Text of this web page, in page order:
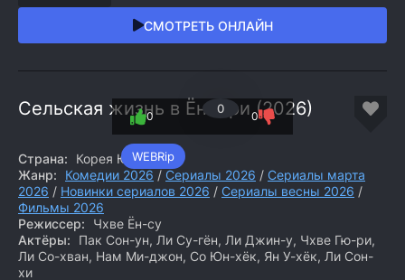
СМОТРЕТЬ ОНЛАЙН
Сельская жизнь в Ëннири (2026)
WEBRip
0
0 0
Страна:
Корея Южная
Жанр:
Комедии 2026 / Сериалы 2026 / Сериалы марта
2026 / Новинки сериалов 2026 / Сериалы весны 2026 /
Фильмы 2026
Режиссер:
Чхве Ён-су
Актёры:
Пак Сон-ун, Ли Су-гён, Ли Джин-у, Чхве Гю-ри,
Ли Со-хван, Нам Ми-джон, Со Юн-хёк, Ян У-хёк, Ли Сон-
хи